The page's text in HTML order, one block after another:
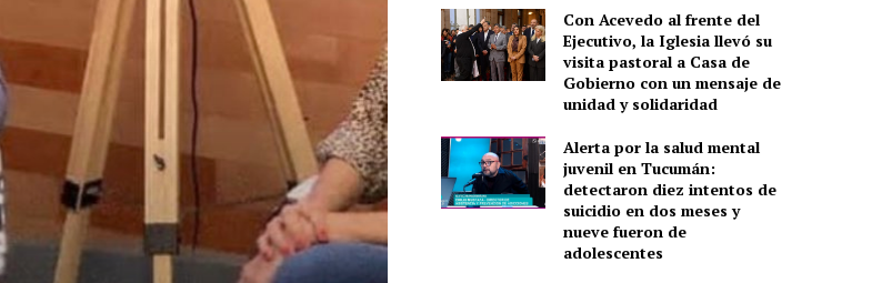
Con Acevedo al frente del
Ejecutivo, la Iglesia llevó su
visita pastoral a Casa de
Gobierno con un mensaje de
unidad y solidaridad
Alerta por la salud mental
juvenil en Tucumán:
detectaron diez intentos de
suicidio en dos meses y
nueve fueron de
adolescentes